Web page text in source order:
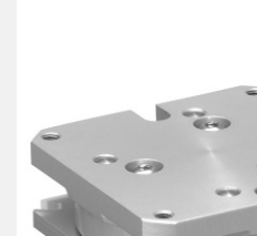
CONTRÔLE DES FLUIDES
Auxiliaires de ligne
Auxiliaires de raccordement
Électrovannes tous fluides